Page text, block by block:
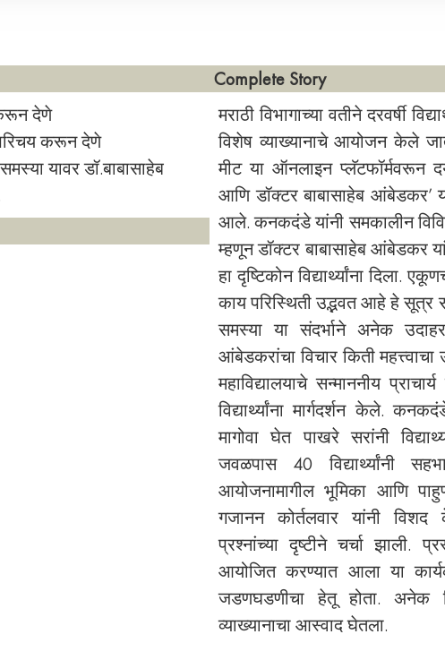
करून देणे
परिचय करून देणे
यावर डॉ.बाबासाहेब
Complete Story
मराठी विभागाच्या वतीने दरवर्षी
विशेष व्याख्यानाचे आयोजन केले
मीट या ऑनलाइन प्लॅटफॉर्मवरून
आणि डॉक्टर बाबासाहेब आंबेडकर’
आले. कनकदंडे यांनी समकालीन
म्हणून डॉक्टर बाबासाहेब आंबेडकर
हा दृष्टिकोन विद्यार्थ्यांना दिला.
काय परिस्थिती उद्भवत आहे हे सूत्र
समस्या या संदर्भाने अनेक
आंबेडकरांचा विचार किती
महाविद्यालयाचे सन्माननीय
विद्यार्थ्यांना मार्गदर्शन केले.
मागोवा घेत पाखरे सरांनी
जवळपास 40 विद्यार्थ्यांनी
आयोजनामागील भूमिका आणि
गजानन कोर्तलवार यांनी विशद
प्रश्नांच्या दृष्टीने चर्चा झाली.
आयोजित करण्यात आला या
जडणघडणीचा हेतू होता. अनेक
व्याख्यानाचा आस्वाद घेतला.